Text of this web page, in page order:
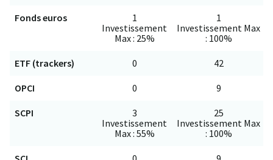
Fonds euros
1
Investissement
Max : 25%
1
Investissement Max
: 100%
ETF (trackers) 0 42
OPCI 0 9
SCPI
3
Investissement
Max : 55%
25
Investissement Max
: 100%